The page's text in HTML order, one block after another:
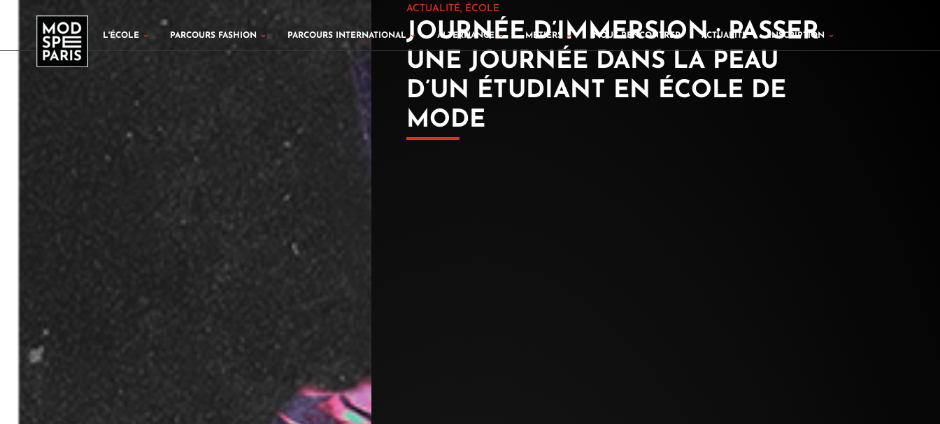
L'ÉCOLE Ouvrir L'École
PARCOURS FASHION Ouvrir Parcours Fashion
PARCOURS INTERNATIONAL Ouvrir Parcours international
ALTERNANCE Ouvrir Alternance
MÉTIERS Ouvrir Métiers
NOUS RENCONTRER ACTUALITÉ INSCRIPTION Ouvrir Inscription
ACTUALITÉ, ÉCOLE
JOURNÉE D’IMMERSION : PASSER
UNE JOURNÉE DANS LA PEAU
D’UN ÉTUDIANT EN ÉCOLE DE
MODE